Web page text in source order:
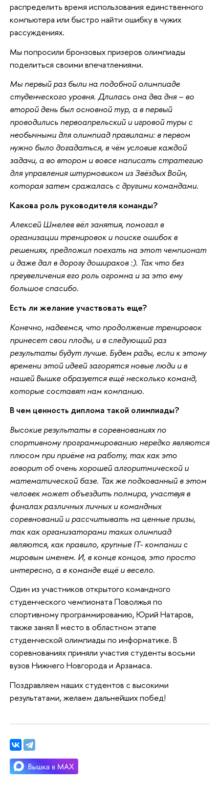
распределить время использования единственного
компьютера или быстро найти ошибку в чужих
рассуждениях.
Мы попросили бронзовых призеров олимпиады
поделиться своими впечатлениями.
Мы первый раз были на подобной олимпиаде
студенческого уровня. Длилась она два дня – во
второй день был основной тур, а в первый
проводились первоапрельский и игровой туры с
необычными для олимпиад правилами: в первом
нужно было догадаться, в чём условие каждой
задачи, а во втором и вовсе написать стратегию
для управления штурмовиком из Звёздых Войн,
которая затем сражалась с другими командами.
Какова роль руководителя команды?
Алексей Шмелев вёл занятия, помогал в
организации тренировок и поиске ошибок в
решениях, предложил поехать на этот чемпионат
и даже дал в дорогу дошираков :). Так что без
преувеличения его роль огромна и за это ему
большое спасибо.
Есть ли желание участвовать еще?
Конечно, надеемся, что продолжение тренировок
принесет свои плоды, и в следующий раз
результаты будут лучше. Будем рады, если к этому
времени этой идеей загорятся новые люди и в
нашей Вышке образуется ещё несколько команд,
которые составят нам компанию.
В чем ценность диплома такой олимпиады?
Высокие результаты в соревнованиях по
спортивному программированию нередко являются
плюсом при приёме на работу, так как это
говорит об очень хорошей алгоритмической и
математической базе. Так же подкованный в этом
человек может объездить полмира, участвуя в
финалах различных личных и командных
соревнований и рассчитывать на ценные призы,
так как организаторами таких олимпиад
являются, как правило, крупные IT- компании с
мировым именем. И, в конце концов, это просто
интересно, а в команде ещё и весело.
Один из участников открытого командного
студенческого чемпионата Поволжья по
спортивному программированию, Юрий Натаров,
также занял II место в областном этапе
студенческой олимпиады по информатике. В
соревнованиях приняли участия студенты восьми
вузов Нижнего Новгорода и Арзамаса.
Поздравляем наших студентов с высокими
результатами, желаем дальнейших побед!